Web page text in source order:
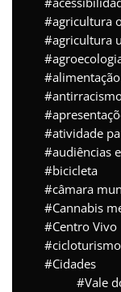
agricultura
agricultura
atividade
audiências
bicicleta
câmara
Cannabis
Centro Vivo
cicloturismo
Cidades
Vale